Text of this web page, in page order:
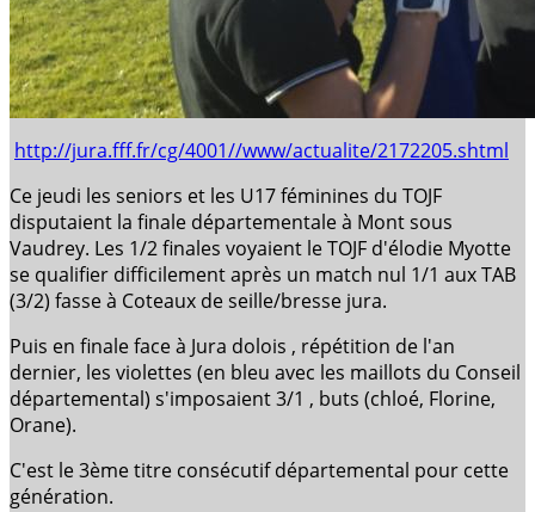
http://jura.fff.fr/cg/4001//www/actualite/2172205.shtml
Ce jeudi les seniors et les U17 féminines du TOJF
disputaient la finale départementale à Mont sous
Vaudrey. Les 1/2 finales voyaient le TOJF d'élodie Myotte
se qualifier difficilement après un match nul 1/1 aux TAB
(3/2) fasse à Coteaux de seille/bresse jura.
Puis en finale face à Jura dolois , répétition de l'an
dernier, les violettes (en bleu avec les maillots du Conseil
départemental) s'imposaient 3/1 , buts (chloé, Florine,
Orane).
C'est le 3ème titre consécutif départemental pour cette
génération.